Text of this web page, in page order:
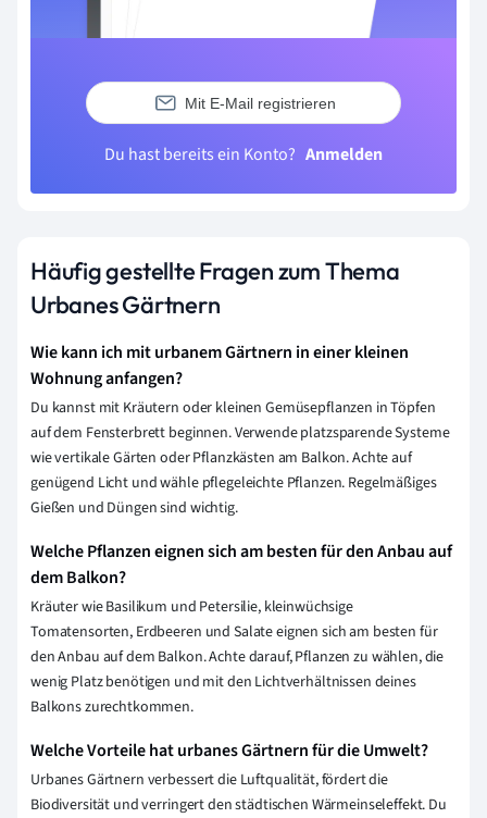
Mit E-Mail registrieren
Du hast bereits ein Konto? Anmelden
Häufig gestellte Fragen zum Thema
Urbanes Gärtnern
Wie kann ich mit urbanem Gärtnern in einer kleinen
Wohnung anfangen?
Du kannst mit Kräutern oder kleinen Gemüsepflanzen in Töpfen
auf dem Fensterbrett beginnen. Verwende platzsparende Systeme
wie vertikale Gärten oder Pflanzkästen am Balkon. Achte auf
genügend Licht und wähle pflegeleichte Pflanzen. Regelmäßiges
Gießen und Düngen sind wichtig.
Welche Pflanzen eignen sich am besten für den Anbau auf
dem Balkon?
Kräuter wie Basilikum und Petersilie, kleinwüchsige
Tomatensorten, Erdbeeren und Salate eignen sich am besten für
den Anbau auf dem Balkon. Achte darauf, Pflanzen zu wählen, die
wenig Platz benötigen und mit den Lichtverhältnissen deines
Balkons zurechtkommen.
Welche Vorteile hat urbanes Gärtnern für die Umwelt?
Urbanes Gärtnern verbessert die Luftqualität, fördert die
Biodiversität und verringert den städtischen Wärmeinseleffekt. Du